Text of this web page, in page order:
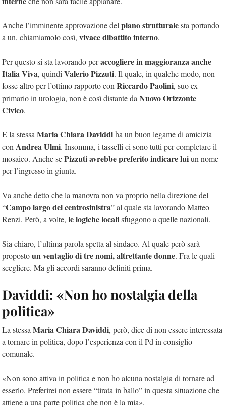
Anche l’imminente approvazione del piano strutturalesta portando
a un, chiamiamolo così, vivace dibattito interno.
Per questo si sta lavorando peraccogliere in maggioranza anche
Italia Viva, quindi Valerio Pizzuti. Il quale, in qualche modo, non
fosse altro per l’ottimo rapporto con Riccardo Paolini, suo ex
primario in urologia, non è così distante da Nuovo Orizzonte
Civico.
E la stessa Maria Chiara Daviddiha un buon legame di amicizia
con Andrea Ulmi. Insomma, i tasselli ci sono tutti per completare il
mosaico. Anche sePizzuti avrebbe preferito indicare luiun nome
per l’ingresso in giunta.
Va anche detto che la manovra non va proprio nella direzione del
“Campo largo del centrosinistra” al quale sta lavorando Matteo
Renzi. Però, a volte, le logiche localisfuggono a quelle nazionali.
Sia chiaro, l’ultima parola spetta al sindaco. Al quale però sarà
propostoun ventaglio di tre nomi, altrettante donne. Fra le quali
scegliere. Ma gli accordi saranno definiti prima.
Daviddi: «Non ho nostalgia della
politica»
La stessa Maria Chiara Daviddi, però, dice di non essere interessata
a tornare in politica, dopo l’esperienza con il Pd in consiglio
comunale.
«Non sono attiva in politica e non ho alcuna nostalgia di tornare ad
esserlo. Preferirei non essere “tirata in ballo” in questa situazione che
attiene a una parte politica che non è la mia».